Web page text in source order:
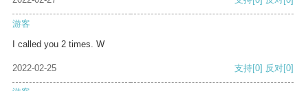
游客
I called you 2 times. W
2022-02-25 支持[0] 反对[0]